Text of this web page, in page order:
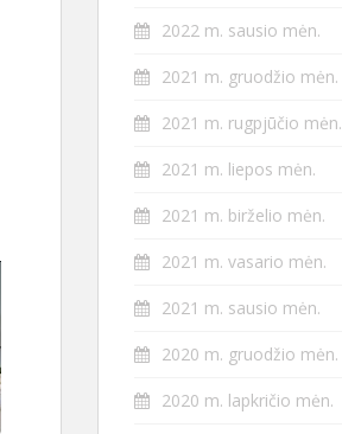
2022 m. sausio mėn.
2021 m. gruodžio mėn.
2021 m. rugpjūčio mėn.
2021 m. liepos mėn.
2021 m. birželio mėn.
2021 m. vasario mėn.
2021 m. sausio mėn.
2020 m. gruodžio mėn.
2020 m. lapkričio mėn.